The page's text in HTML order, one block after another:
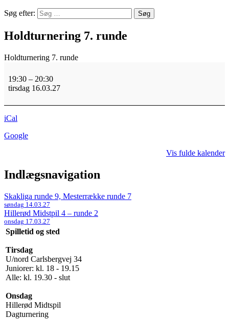
Søg efter:
Holdturnering 7. runde
Holdturnering 7. runde
19:30 – 20:30
tirsdag 16.03.27
iCal
Google
Vis fulde kalender
Indlægsnavigation
Skakliga runde 9, Mesterrække runde 7
søndag 14.03.27
Hillerød Midstpil 4 – runde 2
onsdag 17.03.27
Spilletid og sted
Tirsdag
U/nord Carlsbergvej 34
Juniorer: kl. 18 - 19.15
Alle: kl. 19.30 - slut
Onsdag
Hillerød Midtspil
Dagturnering